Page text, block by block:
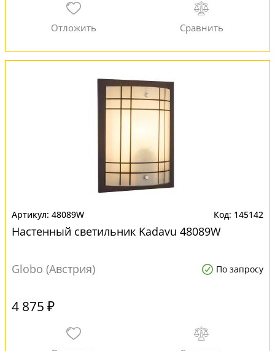
48089W 145142
Настенный светильник Kadavu 48089W
Globo (Австрия) По запросу
4 875 ₽